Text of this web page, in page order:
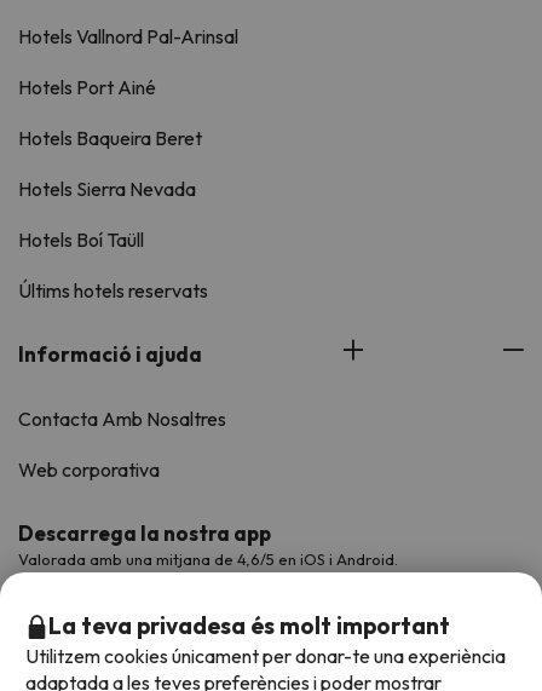
Hotels Vallnord Pal-Arinsal
Hotels Port Ainé
Hotels Baqueira Beret
Hotels Sierra Nevada
Hotels Boí Taüll
Últims hotels reservats
Informació i ajuda
Contacta Amb Nosaltres
Web corporativa
Descarrega la nostra app
Valorada amb una mitjana de 4,6/5 en iOS i Android.
La teva privadesa és molt important
Utilitzem cookies únicament per donar-te una experiència
adaptada a les teves preferències i poder mostrar